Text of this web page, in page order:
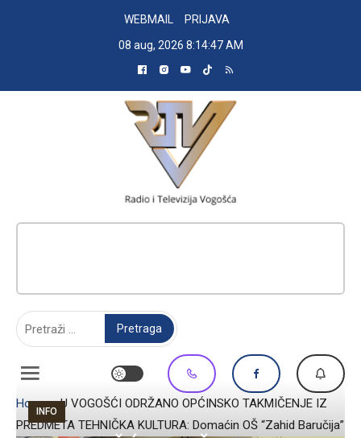
WEBMAIL
PRIJAVA
08 aug, 2026 8:14:48 AM
Home»U VOGOŠĆI ODRŽANO OPĆINSKO TAKMIČENJE IZ
PREDMETA TEHNIČKA KULTURA: Domaćin OŠ “Zahid Baručija”
INFO